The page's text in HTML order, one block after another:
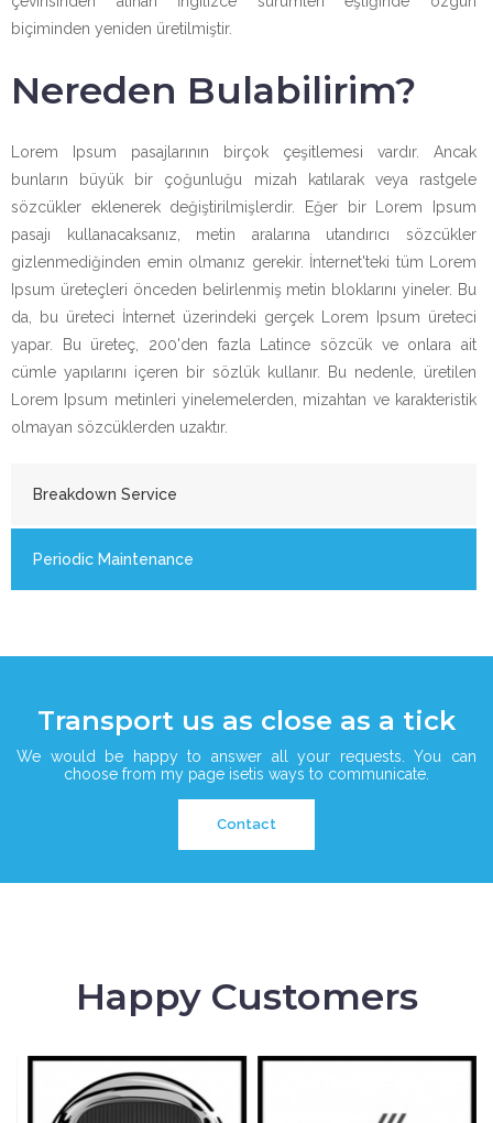
biçiminden yeniden üretilmiştir.
Nereden Bulabilirim?
Lorem Ipsum pasajlarının birçok çeşitlemesi vardır. Ancak
bunların büyük bir çoğunluğu mizah katılarak veya rastgele
sözcükler eklenerek değiştirilmişlerdir. Eğer bir Lorem Ipsum
pasajı kullanacaksanız, metin aralarına utandırıcı sözcükler
gizlenmediğinden emin olmanız gerekir. İnternet'teki tüm Lorem
Ipsum üreteçleri önceden belirlenmiş metin bloklarını yineler. Bu
da, bu üreteci İnternet üzerindeki gerçek Lorem Ipsum üreteci
yapar. Bu üreteç, 200'den fazla Latince sözcük ve onlara ait
cümle yapılarını içeren bir sözlük kullanır. Bu nedenle, üretilen
Lorem Ipsum metinleri yinelemelerden, mizahtan ve karakteristik
olmayan sözcüklerden uzaktır.
Breakdown Service
Periodic Maintenance
Transport us as close as a tick
We would be happy to answer all your requests. You can
choose from my page isetis ways to communicate.
Contact
Happy Customers